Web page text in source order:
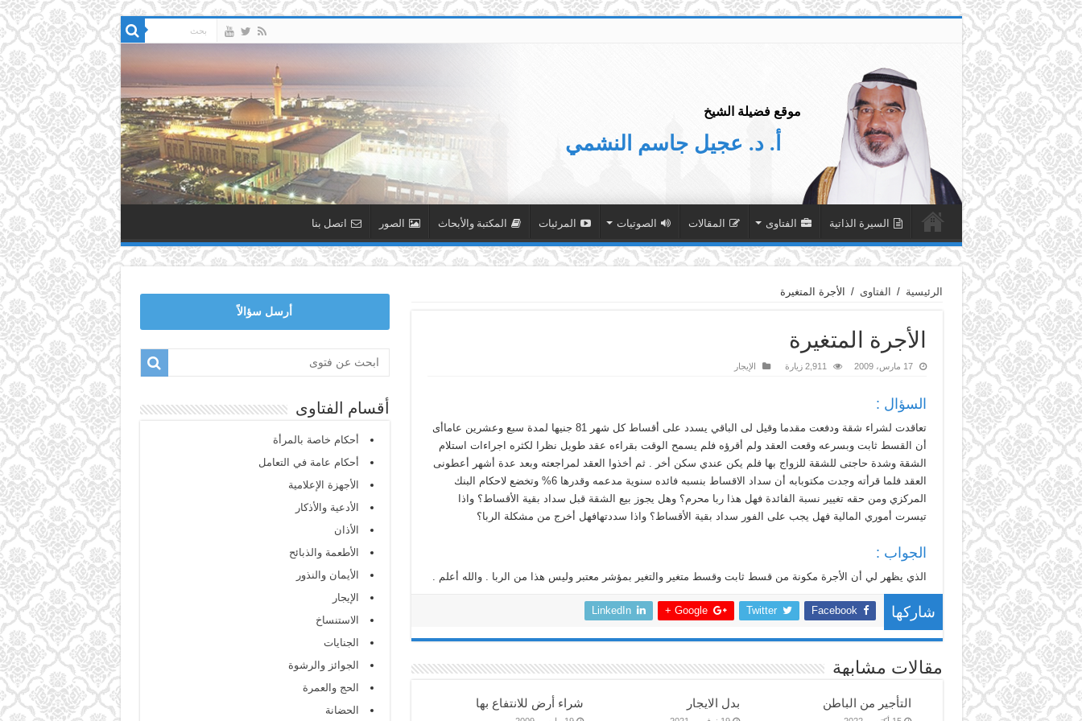
موقع فضيلة الشيخ
أ. د. عجيل جاسم النشمي
السيرة الذاتية الفتاوى المقالات الصوتيات المرئيات المكتبة والأبحاث الصور اتصل بنا
الرئيسية / الفتاوى / الأجرة المتغيرة
الأجرة المتغيرة
17 مارس، 2009 2,911 زيارة الإيجار
السؤال :
تعاقدت لشراء شقة ودفعت مقدما وقيل لى الباقي يسدد على أقساط كل شهر 81 جنيها لمدة سبع وعشرين عاماأى
أن القسط ثابت وبسرعه وقعت العقد ولم أقرؤه فلم يسمح الوقت بقراءه عقد طويل نظرا لكثره اجراءات استلام
الشقة وشدة حاجتى للشقة للزواج بها فلم يكن عندي سكن أخر . ثم أخذوا العقد لمراجعته وبعد عدة أشهر أعطونى
العقد فلما قرأته وجدت مكتوبابه أن سداد الاقساط بنسبه فائده سنوية مدعمه وقدرها 6% وتخضع لاحكام البنك
المركزي ومن حقه تغيير نسبة الفائدة فهل هذا ربا محرم؟ وهل يجوز بيع الشقة قبل سداد بقية الأقساط؟ واذا
تيسرت أموري المالية فهل يجب على الفور سداد بقية الأقساط؟ واذا سددتهافهل أخرج من مشكلة الربا؟
الجواب :
الذي يظهر لي أن الأجرة مكونة من قسط ثابت وقسط متغير والتغير بمؤشر معتبر وليس هذا من الربا . والله أعلم .
شاركها Facebook
Twitter
Google +
LinkedIn
مقالات مشابهة
التأجير من الباطن بدل الايجار شراء أرض للانتفاع بها
أرسل سؤالاً
أقسام الفتاوى
أحكام خاصة بالمرأة
أحكام عامة في التعامل
الأجهزة الإعلامية
الأدعية والأذكار
الأذان
الأطعمة والذبائح
الأيمان والنذور
الإيجار
الاستنساخ
الجنايات
الجوائز والرشوة
الحج والعمرة
الحضانة